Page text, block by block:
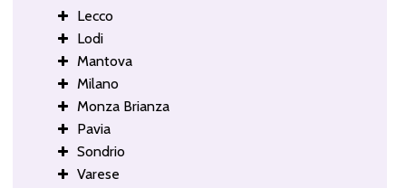
Lecco
Lodi
Mantova
Milano
Monza Brianza
Pavia
Sondrio
Varese